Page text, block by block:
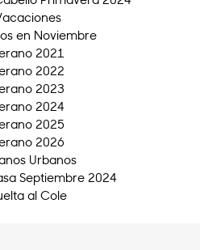
en Noviembre
2021
2022
2023
2024
2025
2026
Urbanos
Septiembre 2024
al Cole